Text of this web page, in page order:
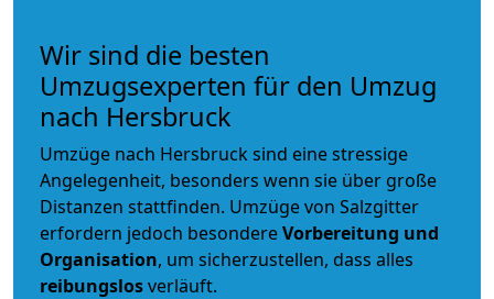
Wir sind die besten
Umzugsexperten für den Umzug
nach Hersbruck
Umzüge nach Hersbruck sind eine stressige
Angelegenheit, besonders wenn sie über große
Distanzen stattfinden. Umzüge von Salzgitter
erfordern jedoch besondereVorbereitung und
Organisation, um sicherzustellen, dass alles
reibungslosverläuft.